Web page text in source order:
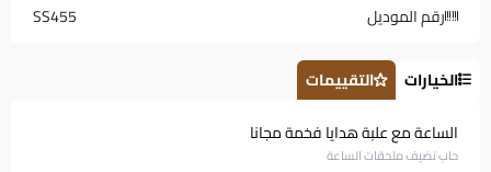
رقم الموديل SS455
الخيارات
التقييمات
الساعة مع علبة هدايا فخمة مجانا
حاب تضيف ملحقات الساعة